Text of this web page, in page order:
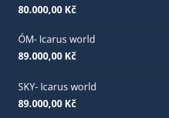
80.000,00 Kč
ÓM- Icarus world
89.000,00 Kč
SKY- Icarus world
89.000,00 Kč